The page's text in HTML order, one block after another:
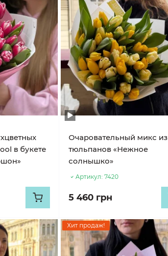
в букете
Очаровательный микс
тюльпанов «Нежное
солнышко»
Артикул: 7420
5 460 грн
Хит продаж!